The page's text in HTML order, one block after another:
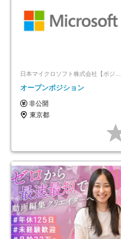
日本マイクロソフト株式会社【ポジションマッチ登録】
オープンポジション
非公開
東京都